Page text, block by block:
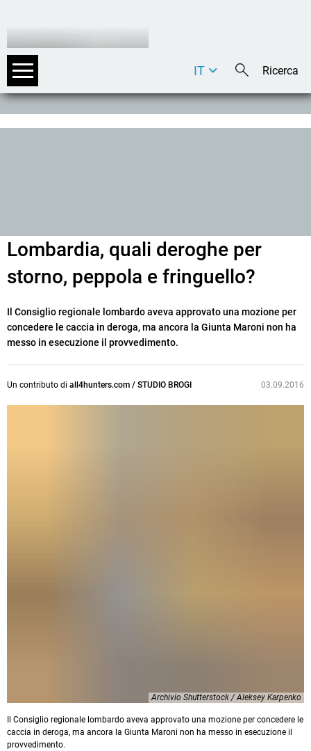
DE
IT
Lombardia, quali deroghe per
storno, peppola e fringuello?
Il Consiglio regionale lombardo aveva approvato una mozione per
concedere le caccia in deroga, ma ancora la Giunta Maroni non ha
messo in esecuzione il provvedimento.
Un contributo di all4hunters.com / STUDIO BROGI 03.09.2016
Archivio Shutterstock / Aleksey Karpenko
Il Consiglio regionale lombardo aveva approvato una mozione per concedere le
caccia in deroga, ma ancora la Giunta Maroni non ha messo in esecuzione il
provvedimento.